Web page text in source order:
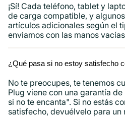
¡Sí! Cada teléfono, tablet y
de carga compatible, y
artículos adicionales según el
enviamos con las manos
¿Qué pasa si no estoy satisfecho
No te preocupes, te tenemos
Plug viene con una garantía
si no te encanta". Si no estás
satisfecho, devuélvelo para un